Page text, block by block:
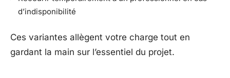
d’indisponibilité
Ces variantes allègent votre charge tout en
gardant la main sur l’essentiel du projet.